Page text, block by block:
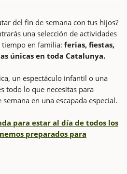
del fin de semana con tus hijos?
una selección de actividades
en familia: ferias, fiestas,
únicas en toda Catalunya.
un espectáculo infantil o una
todo lo que necesitas para
en una escapada especial.
para estar al día de todos los
preparados para